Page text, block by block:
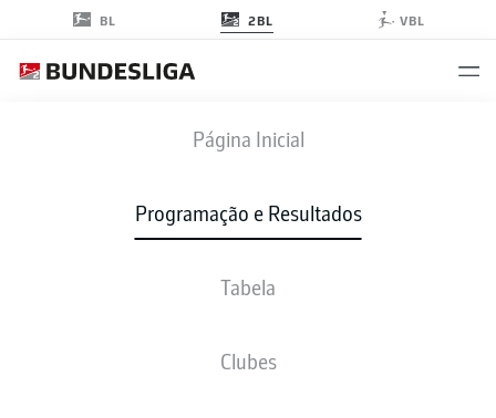
BL 2BL VBL
Página Inicial
Programação e Resultados
Tabela
Clubes
FCE SGD
ESCALAÇÕES